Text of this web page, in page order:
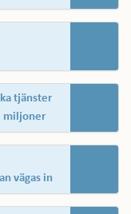
tjänster
miljoner
vägas in